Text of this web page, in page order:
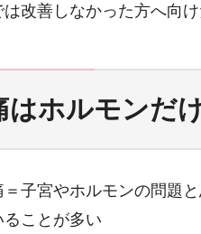
改善しなかった方へ向
はホルモンだ
＝子宮やホルモンの問題
ることが多い